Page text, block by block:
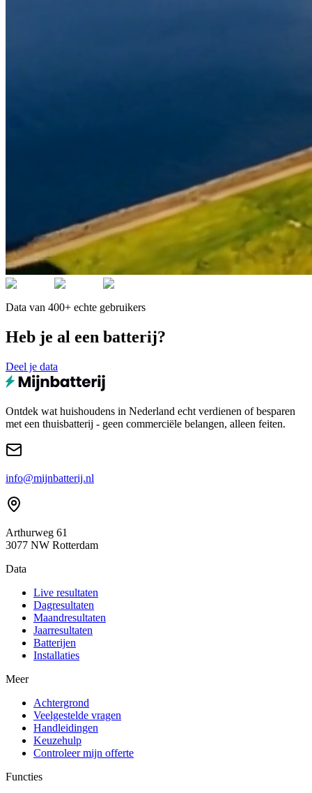
Data van 400+ echte gebruikers
Heb je al een batterij?
Deel je data
Ontdek wat huishoudens in Nederland echt verdienen of besparen
met een thuisbatterij - geen commerciële belangen, alleen feiten.
info@mijnbatterij.nl
Arthurweg 61
3077 NW Rotterdam
Data
Live resultaten
Dagresultaten
Maandresultaten
Jaarresultaten
Batterijen
Installaties
Meer
Achtergrond
Veelgestelde vragen
Handleidingen
Keuzehulp
Controleer mijn offerte
Functies